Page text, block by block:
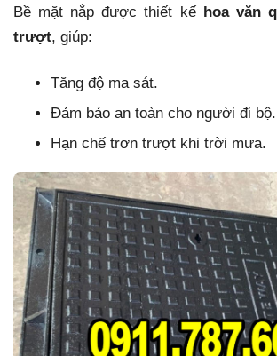
Bề mặt nắp được thiết kế hoa văn
trượt, giúp:
Tăng độ ma sát.
Đảm bảo an toàn cho người đi bộ.
Hạn chế trơn trượt khi trời mưa.